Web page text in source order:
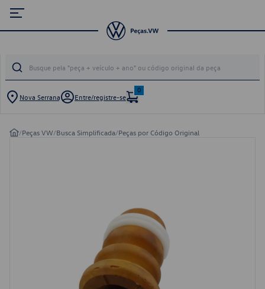
Nova Serrana Entre/registre-se
0
/Peças VW/Busca Simplificada/Peças por Código Original